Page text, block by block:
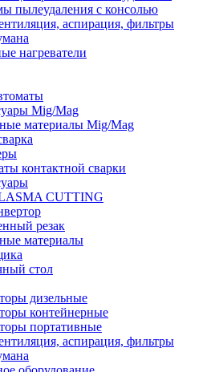
пылеудаления с консолью
аспирация, фильтры
нагреватели
Mig/Mag
материалы Mig/Mag
контактной сварки
CUTTING
резак
материалы
стол
дизельные
контейнерные
портативные
аспирация, фильтры